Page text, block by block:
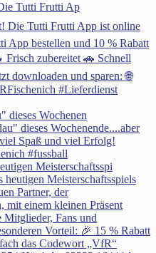
Tutti Frutti Ap
dieses Wochenen
Meisterschaftsspi